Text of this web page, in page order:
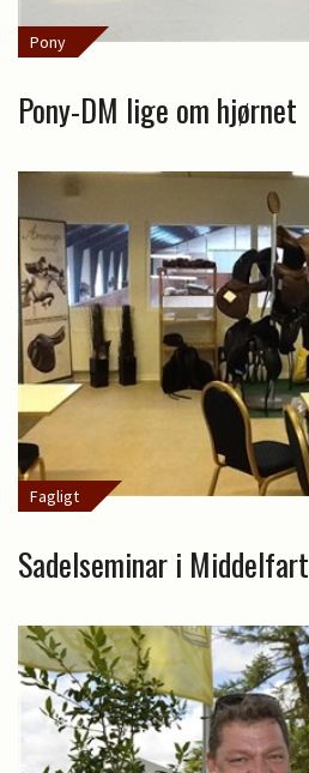
Pony
Pony-DM lige om hjørnet
Fagligt
Sadelseminar i Middelfart